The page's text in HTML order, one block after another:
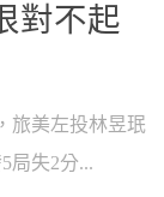
對不起
旅美左投林昱珉
局失2分...